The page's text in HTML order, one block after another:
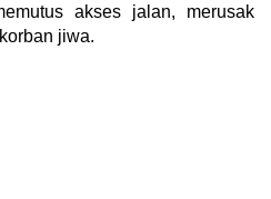
akses jalan, merusak
jiwa.